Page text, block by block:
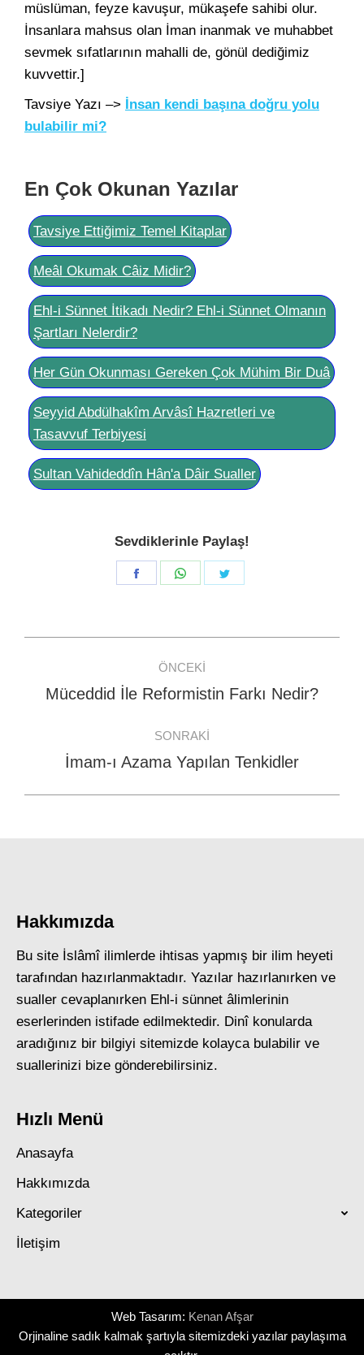
müslüman, feyze kavuşur, mükaşefe sahibi olur.
İnsanlara mahsus olan İman inanmak ve muhabbet
sevmek sıfatlarının mahalli de, gönül dediğimiz
kuvvettir.]
Tavsiye Yazı –> İnsan kendi başına doğru yolu
bulabilir mi?
En Çok Okunan Yazılar
Tavsiye Ettiğimiz Temel Kitaplar
Meâl Okumak Câiz Midir?
Ehl-i Sünnet İtikadı Nedir? Ehl-i Sünnet Olmanın
Şartları Nelerdir?
Her Gün Okunması Gereken Çok Mühim Bir Duâ
Seyyid Abdülhakîm Arvâsî Hazretleri ve
Tasavvuf Terbiyesi
Sultan Vahideddîn Hân'a Dâir Sualler
Sevdiklerinle Paylaş!
Share
Share
navigation
ÖNCEKI
Previous
Müceddid İle Reformistin Farkı Nedir?
SONRAKI
Next
İmam-ı Azama Yapılan Tenkidler
Hakkımızda
Bu site İslâmî ilimlerde ihtisas yapmış bir ilim heyeti
tarafından hazırlanmaktadır. Yazılar hazırlanırken ve
sualler cevaplanırken Ehl-i sünnet âlimlerinin
eserlerinden istifade edilmektedir. Dinî konularda
aradığınız bir bilgiyi sitemizde kolayca bulabilir ve
suallerinizi bize gönderebilirsiniz.
Hızlı Menü
Anasayfa
Hakkımızda
Kategoriler
İletişim
Web Tasarım: Kenan Afşar
Orjinaline sadık kalmak şartıyla sitemizdeki yazılar paylaşıma